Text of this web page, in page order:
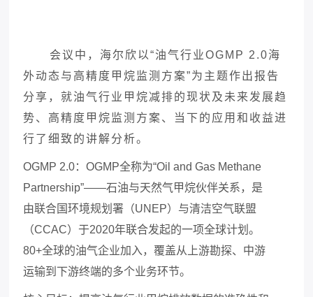
会议 中 ， 海尔欣以“油气行业OGMP 2.0海
外动态与高精度甲烷监测方案”为主题作出报告
分享，就油气行业甲烷减排的现状及未来发展趋
势、高精度甲烷监测方案、当下的应用和收益进
行了细致的讲解分析。
OGMP 2.0：OGMP全称为“Oil and Gas Methane
Partnership”——石油与天然气甲烷伙伴关系，是
由联合国环境规划署（UNEP）与清洁空气联盟
（CCAC）于2020年联合发起的一项全球计划。
80+全球的油气企业加入，覆盖从上游勘探、中游
运输到下游终端的多个业务环节。